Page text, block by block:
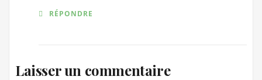
RÉPONDRE
Laisser un commentaire